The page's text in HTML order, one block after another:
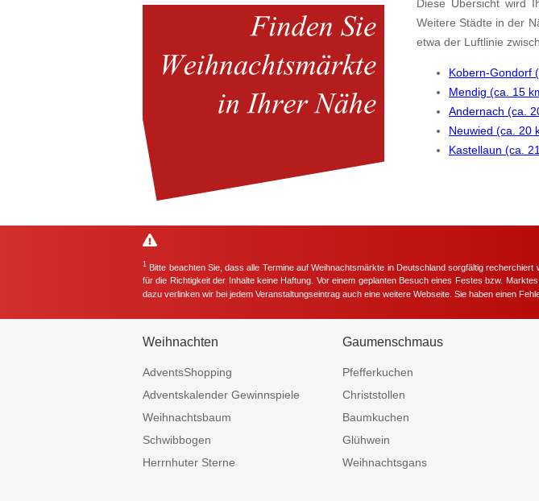
Diese Übersicht wird
Weitere Städte in der
etwa der Luftlinie
Kobern-Gondorf
Mendig (ca. 15
Andernach (ca.
Neuwied (ca. 20
Kastellaun (ca.
1 Bitte beachten Sie, dass alle Termine auf Weihnachtsmärkte in Deutschland sorgfältig
für die Richtigkeit der Inhalte keine Haftung. Vor einem geplanten Besuch eines Festes bzw.
dazu verlinken wir bei jedem Veranstaltungseintrag auch eine weitere Webseite. Sie haben einen
Weihnachten
AdventsShopping
Adventskalender Gewinnspiele
Weihnachtsbaum
Schwibbogen
Herrnhuter Sterne
Gaumenschmaus
Pfefferkuchen
Christstollen
Baumkuchen
Glühwein
Weihnachtsgans